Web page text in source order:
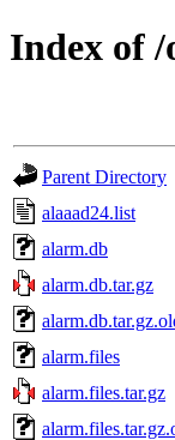
Index of
Parent Directory
alaaad24.list
alarm.db
alarm.db.tar.gz
alarm.files
alarm.files.tar.gz